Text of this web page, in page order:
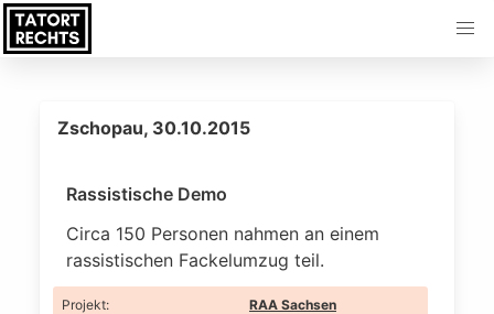
Zschopau, 30.10.2015
Rassistische Demo
Circa 150 Personen nahmen an einem
rassistischen Fackelumzug teil.
Projekt: RAA Sachsen